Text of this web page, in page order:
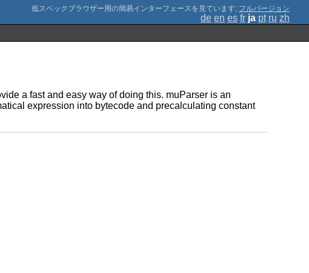
; フルバージョン
de en es fr ja pt ru zh
a fast and easy way of doing this. muParser is an
expression into bytecode and precalculating constant